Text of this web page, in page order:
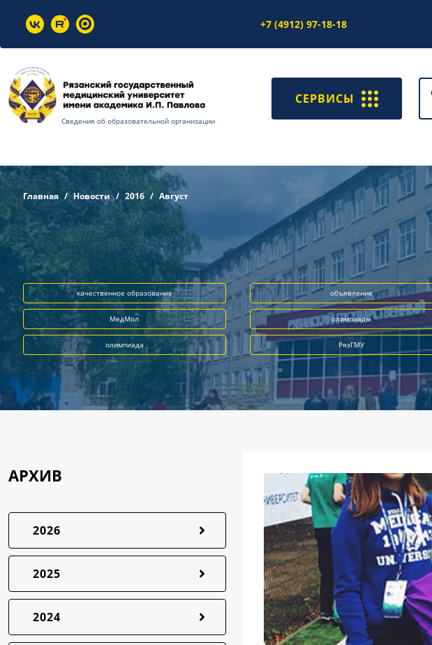
+7 (4912) 97-18-18
Сведения об образовательной организации
СЕРВИСЫ
Главная Новости 2016 Август
качественное образование объявление
МедМол олимпиады
олимпиада РязГМУ
АРХИВ
2026
2025
2024